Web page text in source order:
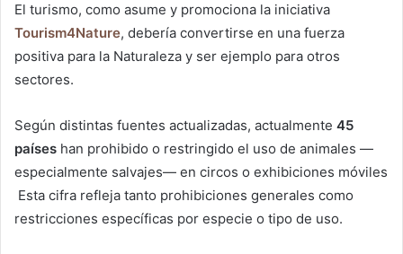
El turismo, como asume y promociona la iniciativa
Tourism4Nature, debería convertirse en una fuerza
positiva para la Naturaleza y ser ejemplo para otros
sectores.
Según distintas fuentes actualizadas, actualmente 45
países han prohibido o restringido el uso de animales —
especialmente salvajes— en circos o exhibiciones móviles
Esta cifra refleja tanto prohibiciones generales como
restricciones específicas por especie o tipo de uso.